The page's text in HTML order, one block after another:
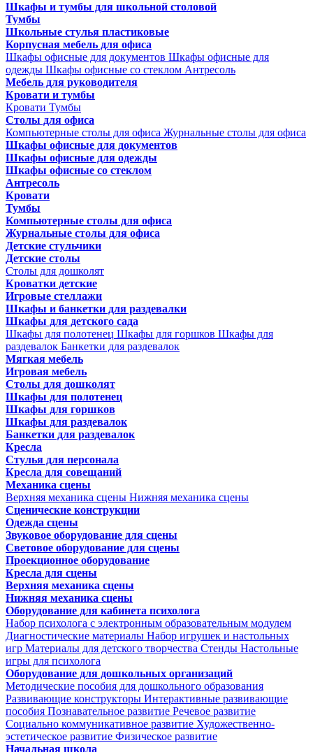
Шкафы и тумбы для школьной столовой
Тумбы
Школьные стулья пластиковые
Корпусная мебель для офиса
Шкафы офисные для документов Шкафы офисные для
одежды Шкафы офисные со стеклом Антресоль
Мебель для руководителя
Кровати и тумбы
Кровати Тумбы
Столы для офиса
Компьютерные столы для офиса Журнальные столы для офиса
Шкафы офисные для документов
Шкафы офисные для одежды
Шкафы офисные со стеклом
Антресоль
Кровати
Тумбы
Компьютерные столы для офиса
Журнальные столы для офиса
Детские стульчики
Детские столы
Столы для дошколят
Кроватки детские
Игровые стеллажи
Шкафы и банкетки для раздевалки
Шкафы для детского сада
Шкафы для полотенец Шкафы для горшков Шкафы для
раздевалок Банкетки для раздевалок
Мягкая мебель
Игровая мебель
Столы для дошколят
Шкафы для полотенец
Шкафы для горшков
Шкафы для раздевалок
Банкетки для раздевалок
Кресла
Стулья для персонала
Кресла для совещаний
Механика сцены
Верхняя механика сцены Нижняя механика сцены
Сценические конструкции
Одежда сцены
Звуковое оборудование для сцены
Световое оборудование для сцены
Проекционное оборудование
Кресла для сцены
Верхняя механика сцены
Нижняя механика сцены
Оборудование для кабинета психолога
Набор психолога с электронным образовательным модулем
Диагностические материалы Набор игрушек и настольных
игр Материалы для детского творчества Стенды Настольные
игры для психолога
Оборудование для дошкольных организаций
Методические пособия для дошкольного образования
Развивающие конструкторы Интерактивные развивающие
пособия Познавательное развитие Речевое развитие
Социально коммуникативное развитие Художественно-
эстетическое развитие Физическое развитие
Начальная школа